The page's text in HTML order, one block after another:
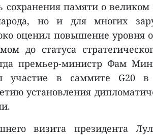
сохранения памяти о великом
но и для многих
оценил повышение уровня
до статуса
премьер-министр Фам
участие в саммите G20 в
установления
визита президента